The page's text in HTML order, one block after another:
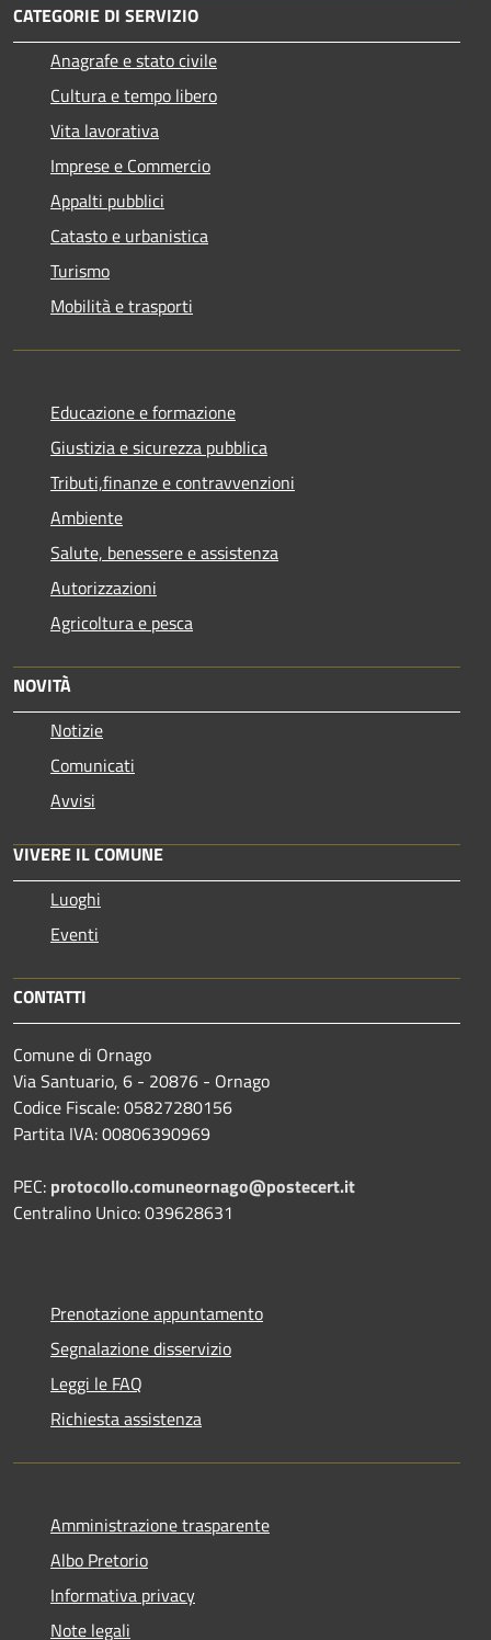
CATEGORIE DI SERVIZIO
Anagrafe e stato civile
Cultura e tempo libero
Vita lavorativa
Imprese e Commercio
Appalti pubblici
Catasto e urbanistica
Turismo
Mobilità e trasporti
Educazione e formazione
Giustizia e sicurezza pubblica
Tributi,finanze e contravvenzioni
Ambiente
Salute, benessere e assistenza
Autorizzazioni
Agricoltura e pesca
NOVITÀ
Notizie
Comunicati
Avvisi
VIVERE IL COMUNE
Luoghi
Eventi
CONTATTI
Comune di Ornago
Via Santuario, 6 - 20876 - Ornago
Codice Fiscale: 05827280156
Partita IVA: 00806390969
PEC: protocollo.comuneornago@postecert.it
Centralino Unico: 039628631
Prenotazione appuntamento
Segnalazione disservizio
Leggi le FAQ
Richiesta assistenza
Amministrazione trasparente
Albo Pretorio
Informativa privacy
Note legali